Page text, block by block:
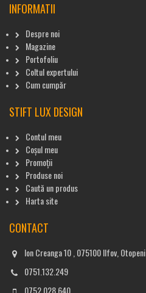
INFORMATII
Despre noi
Magazine
Portofoliu
Coltul expertului
Cum cumpăr
STIFT LUX DESIGN
Contul meu
Coșul meu
Promoții
Produse noi
Caută un produs
Harta site
CONTACT
Ion Creanga 10 , 075100 Ilfov, Otopeni
0751.132.249
0752.028.640